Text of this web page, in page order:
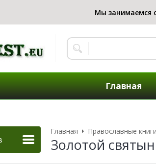
Главная
Главная Православные книги
Золотой